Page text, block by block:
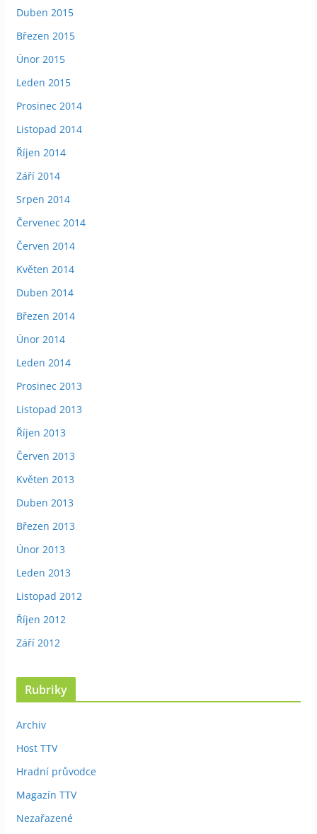
Duben 2015
Březen 2015
Únor 2015
Leden 2015
Prosinec 2014
Listopad 2014
Říjen 2014
Září 2014
Srpen 2014
Červenec 2014
Červen 2014
Květen 2014
Duben 2014
Březen 2014
Únor 2014
Leden 2014
Prosinec 2013
Listopad 2013
Říjen 2013
Červen 2013
Květen 2013
Duben 2013
Březen 2013
Únor 2013
Leden 2013
Listopad 2012
Říjen 2012
Září 2012
Rubriky
Archiv
Host TTV
Hradní průvodce
Magazín TTV
Nezařazené